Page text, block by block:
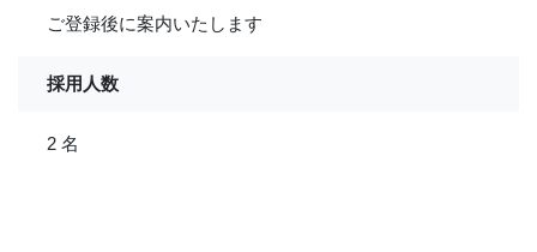
ご登録後に案内いたします
採用人数
2 名